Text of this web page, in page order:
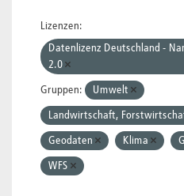
Lizenzen:
Datenlizenz Deutschland -
2.0
Gruppen: Umwelt
Landwirtschaft,
Geodaten Klima
WFS